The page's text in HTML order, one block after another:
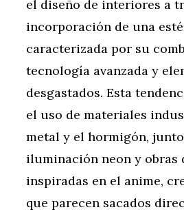
el diseño de interiores a
incorporación de una
caracterizada por su
tecnología avanzada y
desgastados. Esta
el uso de materiales
metal y el hormigón,
iluminación neon y obras
inspiradas en el anime,
que parecen sacados